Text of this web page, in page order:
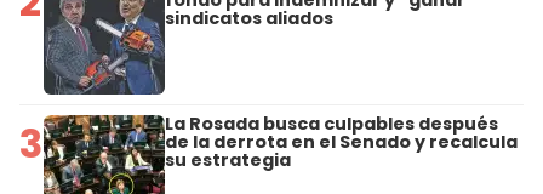
sindicatos aliados
3 La Rosada busca culpables después
de la derrota en el Senado y recalcula
su estrategia